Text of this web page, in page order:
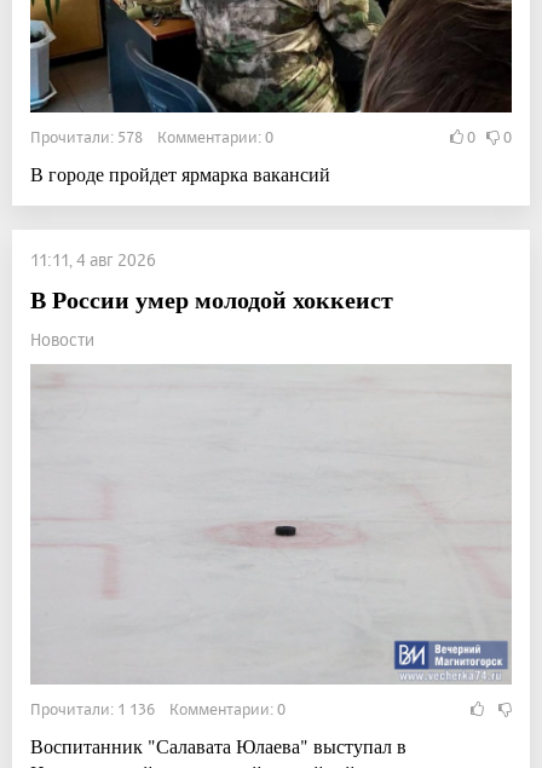
Прочитали: 578 Комментарии: 0 0 0
В городе пройдет ярмарка вакансий
11:11, 4 авг 2026
В России умер молодой хоккеист
Новости
Прочитали: 1 136 Комментарии: 0
Воспитанник "Салавата Юлаева" выступал в